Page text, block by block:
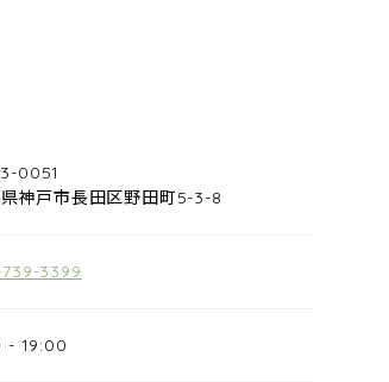
ヤ
0051
神戸市長田区野田町5-3-8
3399
- 19:00